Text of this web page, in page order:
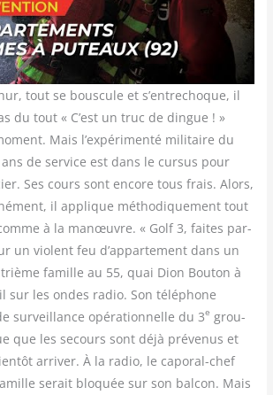
tout se bous­cule et s’entrechoque, il
du tout « C’est un truc de dingue ! »
Mais l’expérimenté mili­taire du
de ser­vice est dans le cur­sus pour
Ses cours sont encore tous frais. Alors,
il applique métho­di­que­ment tout
à la manœuvre. « Golf 3, faites par­
un violent feu d’appartement dans un
famille au 55, quai Dion Bou­ton à
sur les ondes radio. Son télé­phone
sur­veillance opé­ra­tion­nelle du 3e grou­
que les secours sont déjà pré­ve­nus et
arri­ver. À la radio, le capo­ral-chef
serait blo­quée sur son bal­con. Mais